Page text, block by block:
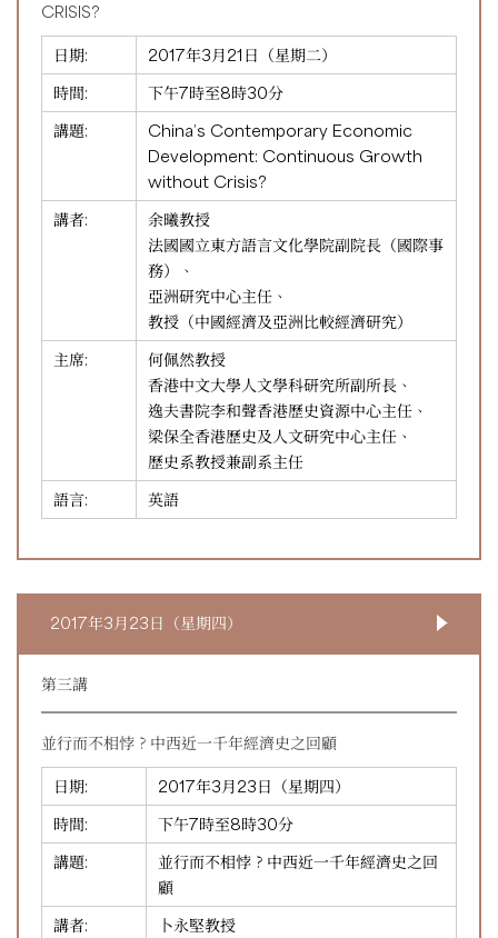
CRISIS?
日期:
2017年3月21日（星期二）
時間:
下午7時至8時30分
講題:
China’s Contemporary Economic
Development: Continuous Growth
without Crisis?
講者:
余曦教授
法國國立東方語言文化學院副院長（國際事
務）、
亞洲研究中心主任、
教授（中國經濟及亞洲比較經濟研究）
主席:
何佩然教授
香港中文大學人文學科研究所副所長、
逸夫書院李和聲香港歷史資源中心主任、
梁保全香港歷史及人文研究中心主任、
歷史系教授兼副系主任
語言:
英語
2017年3月23日（星期四）
第三講
並行而不相悖？中西近一千年經濟史之回顧
日期:
2017年3月23日（星期四）
時間:
下午7時至8時30分
講題:
並行而不相悖？中西近一千年經濟史之回
顧
講者:
卜永堅教授